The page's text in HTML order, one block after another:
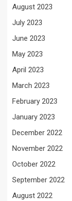
August 2023
July 2023
June 2023
May 2023
April 2023
March 2023
February 2023
January 2023
December 2022
November 2022
October 2022
September 2022
August 2022